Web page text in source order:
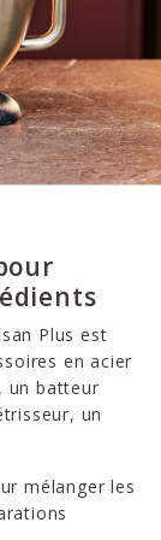
Plus est
en acier
un batteur
un
mélanger les